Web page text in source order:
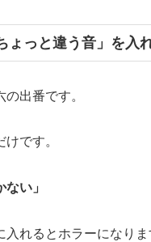
っと違う音」を入
出番です。
です。
ない」
れるとホラーになりま